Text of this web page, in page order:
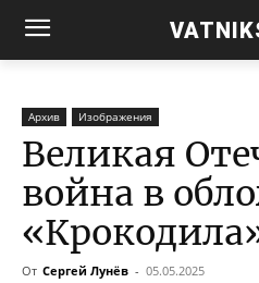
Архив Изображения
Великая
война в
От Сергей Лунёв - 05.05.2025